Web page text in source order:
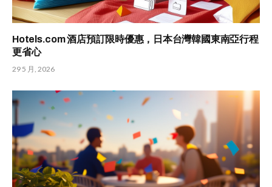
Hotels.com 酒店預訂限時優惠，日本台灣韓國東南亞行程
更省心
29 5 月, 2026